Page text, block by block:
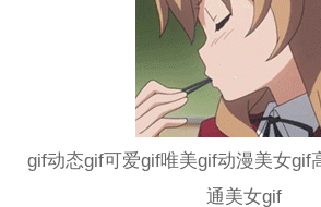
gif动态gif可爱gif唯美gif动漫美女gif
通美女gif